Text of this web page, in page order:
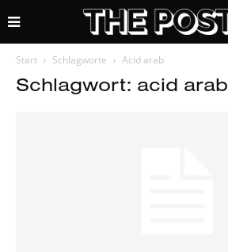
Start Schlagworte Acid arab
Schlagwort: acid arab